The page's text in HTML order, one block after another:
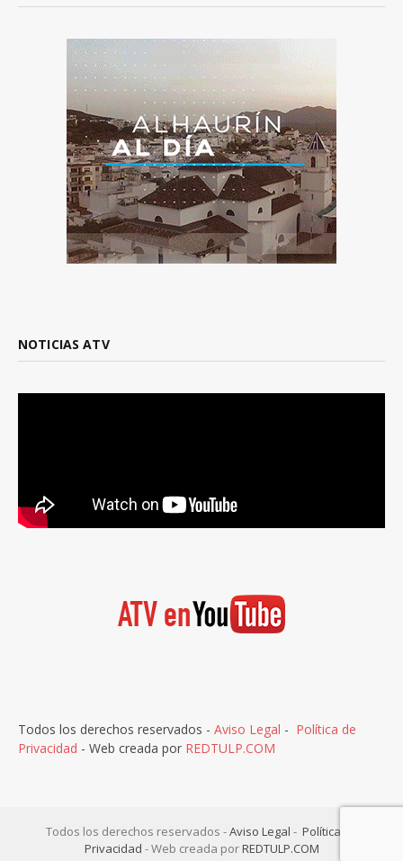
NOTICIAS ATV
Todos los derechos reservados - Aviso Legal - Política de
Privacidad - Web creada por REDTULP.COM
Todos los derechos reservados -Aviso Legal - Política de
Privacidad - Web creada porREDTULP.COM